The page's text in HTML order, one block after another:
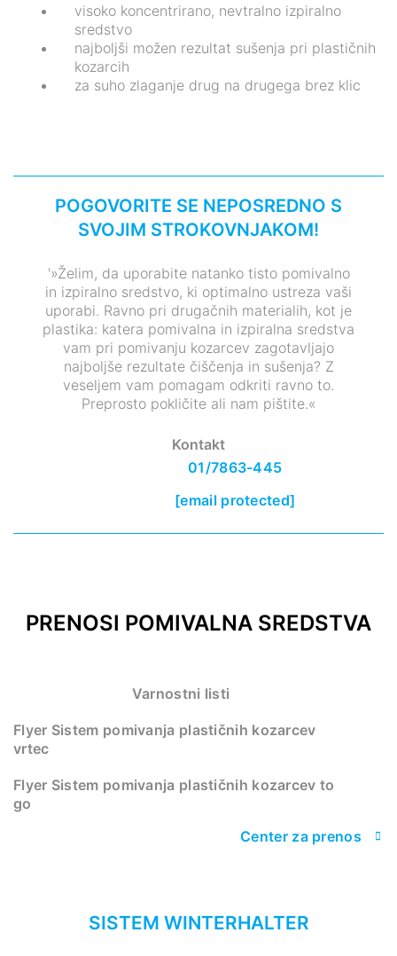
visoko koncentrirano, nevtralno izpiralno
sredstvo
najboljši možen rezultat sušenja pri plastičnih
kozarcih
za suho zlaganje drug na drugega brez klic
POGOVORITE SE NEPOSREDNO S
SVOJIM STROKOVNJAKOM!
'»Želim, da uporabite natanko tisto pomivalno
in izpiralno sredstvo, ki optimalno ustreza vaši
uporabi. Ravno pri drugačnih materialih, kot je
plastika: katera pomivalna in izpiralna sredstva
vam pri pomivanju kozarcev zagotavljajo
najboljše rezultate čiščenja in sušenja? Z
veseljem vam pomagam odkriti ravno to.
Preprosto pokličite ali nam pištite.«
Kontakt
01/7863-445
[email protected]
PRENOSI POMIVALNA SREDSTVA
Varnostni listi
Flyer Sistem pomivanja plastičnih kozarcev
vrtec
Flyer Sistem pomivanja plastičnih kozarcev to
go
Center za prenos
SISTEM WINTERHALTER